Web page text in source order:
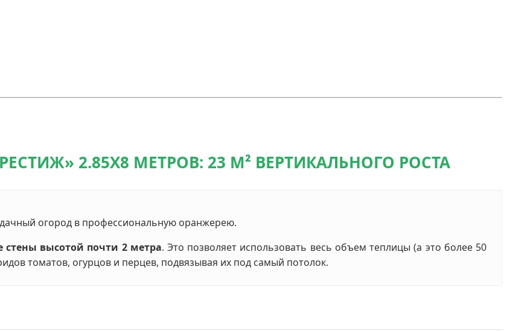
2.85Х8 МЕТРОВ: 23 М² ВЕРТИКАЛЬНОГО РОСТА
огород в профессиональную оранжерею.
стены высотой почти 2 метра. Это позволяет использовать весь объем теплицы (а это более 50
томатов, огурцов и перцев, подвязывая их под самый потолок.